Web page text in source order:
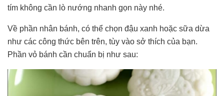
tím không cần lò nướng nhanh gọn này nhé.
Về phần nhân bánh, có thể chọn đậu xanh hoặc sữa dừa
như các công thức bên trên, tùy vào sở thích của bạn.
Phần vỏ bánh cần chuẩn bị như sau: